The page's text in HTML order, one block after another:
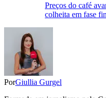
Preços do café
colheita em fase
PorGiullia Gurgel